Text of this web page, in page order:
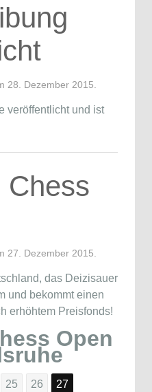
28. Dezember 2015
veröffentlicht und ist
Chess
27. Dezember 2015
das Deizisauer
und bekommt einen
erhöhtem Preisfonds!
Open
25 26 27